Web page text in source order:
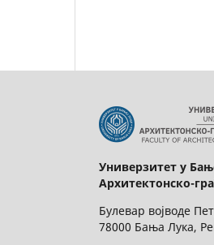
Универзитет у
Архитектонско-
Булевар војводе
78000 Бaња Лука,